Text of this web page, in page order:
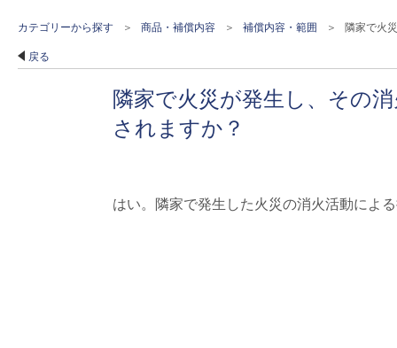
カテゴリーから探す > 商品・補償内容 > 補償内容・範囲 > 隣家で火
戻る
隣家で火災が発生し、その
されますか？
はい。隣家で発生した火災の消火活動によ